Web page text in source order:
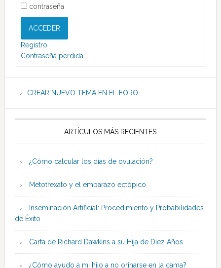
contraseña
ACCEDER
Registro
Contraseña perdida
CREAR NUEVO TEMA EN EL FORO
ARTÍCULOS MÁS RECIENTES
¿Cómo calcular los días de ovulación?
Metotrexato y el embarazo ectópico
Inseminación Artificial: Procedimiento y Probabilidades
de Éxito
Carta de Richard Dawkins a su Hija de Diez Años
¿Cómo ayudo a mi hijo a no orinarse en la cama?